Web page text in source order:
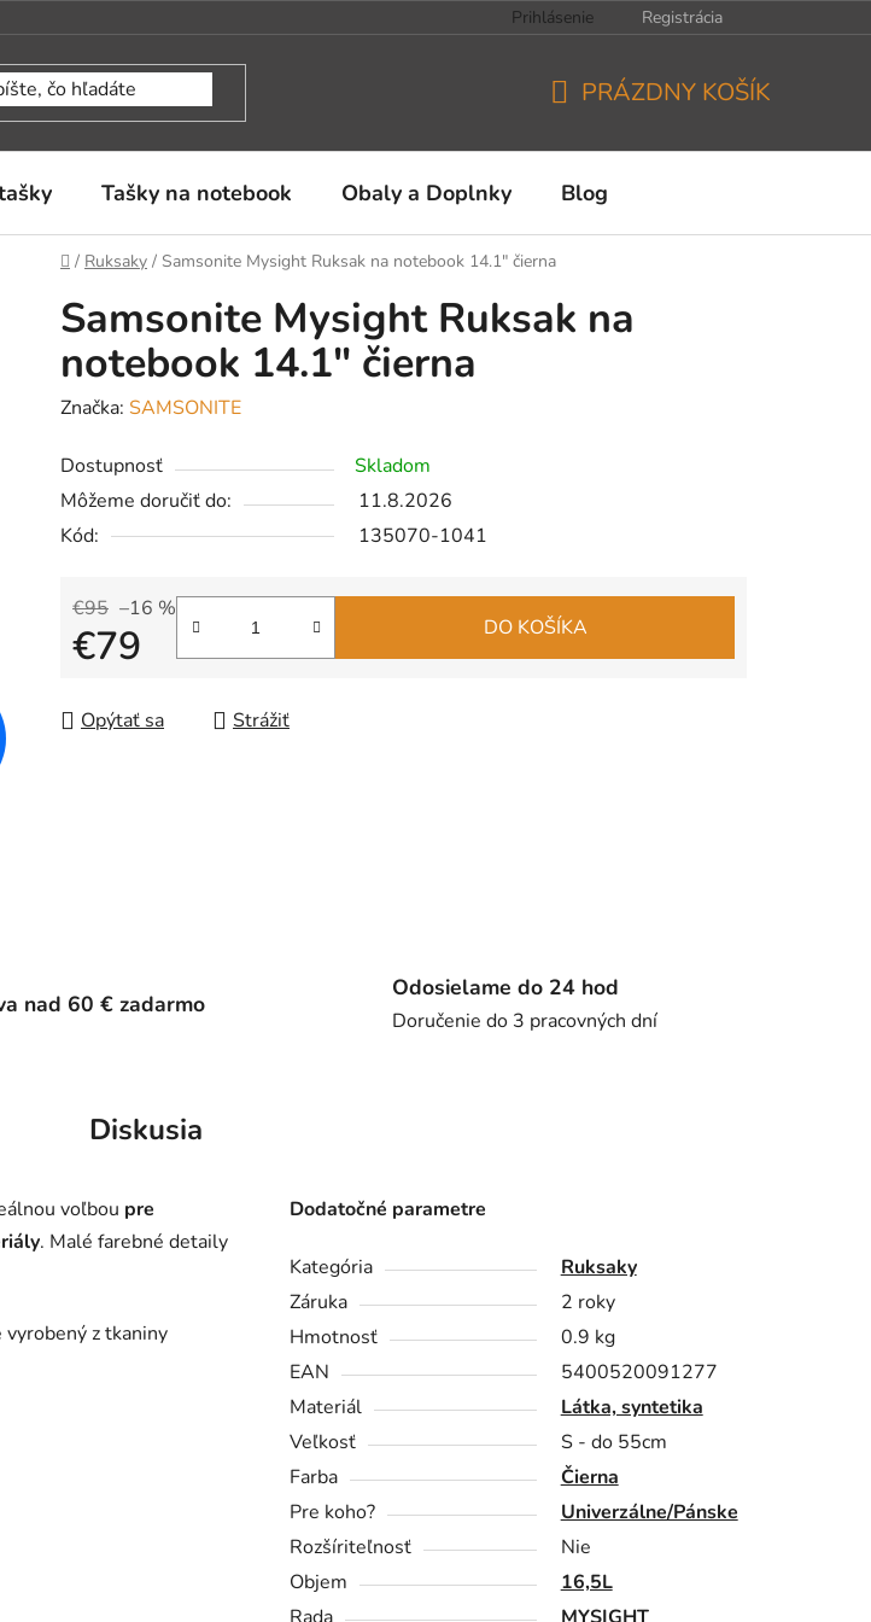
Prihlásenie Registrácia
KOŠÍK
PRÁZDNY KOŠÍK
Tašky na notebook Obaly a Doplnky Blog
Domov
/ Ruksaky / Samsonite Mysight Ruksak na notebook 14.1" čierna
Samsonite Mysight Ruksak na
notebook 14.1" čierna
Značka: SAMSONITE
Dostupnosť
Skladom
Môžeme doručiť do:
11.8.2026
Kód:
135070-1041
€95 –16 %
€79 DO KOŠÍKA
Opýtať sa Strážiť
nad 60 € zadarmo
Odosielame do 24 hod
Doručenie do 3 pracovných dní
Diskusia
voľbou pre
. Malé farebné detaily
z tkaniny
Dodatočné parametre
Kategória
Ruksaky
Záruka
2 roky
Hmotnosť
0.9 kg
EAN
5400520091277
Materiál
Látka, syntetika
Veľkosť
S - do 55cm
Farba
Čierna
Pre koho?
Univerzálne/Pánske
Rozšíriteľnosť
Nie
Objem
16,5L